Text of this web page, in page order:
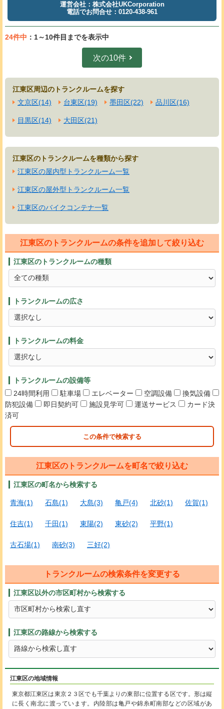
運営会社：株式会社UKCorporation
電話でお問合せ：0120-438-961
24件中 ：1～10件目までを表示中
次の10件
江東区周辺のトランクルームを探す
文京区(14)
台東区(19) 墨田区(22) 品川区(16)
目黒区(14) 大田区(21)
江東区のトランクルームを種類から探す
江東区の屋内型トランクルーム一覧
江東区の屋外型トランクルーム一覧
江東区のバイクコンテナ一覧
江東区のトランクルームの条件を追加して絞り込む
江東区のトランクルームの種類
トランクルームの広さ
トランクルームの料金
トランクルームの設備等
24時間利用
駐車場 エレベーター 空調設備
換気設備
防犯設備
即日契約可 施設見学可 運送サービス
カード決
済可
この条件で検索する
江東区のトランクルームを町名で絞り込む
江東区の町名から検索する
青海(1) 石島(1) 大島(3) 亀戸(4) 北砂(1) 佐賀(1)
住吉(1) 千田(1) 東陽(2) 東砂(2) 平野(1)
古石場(1) 南砂(3) 三好(2)
トランクルームの検索条件を変更する
江東区以外の市区町村から検索する
江東区の路線から検索する
江東区の地域情報
東京都江東区は東京２３区でも千葉よりの東部に位置する区です。形は縦
に長く南北に渡っています。内陸部は亀戸や錦糸町南部などの区域があ